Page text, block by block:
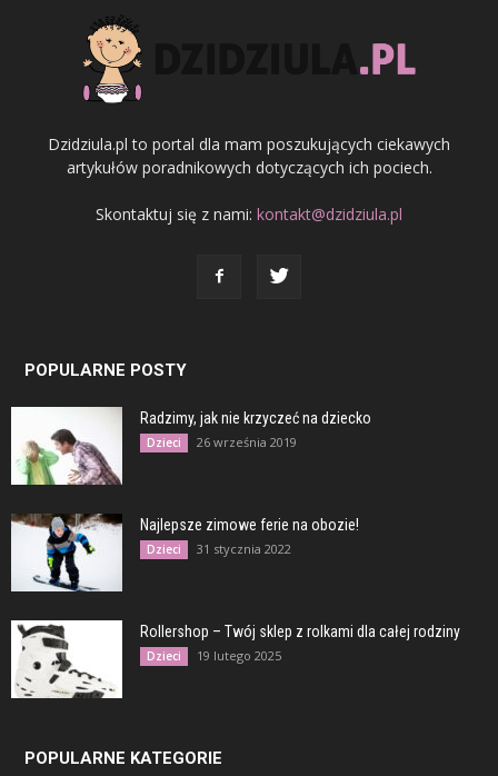
Dzidziula.pl to portal dla mam poszukujących ciekawych
artykułów poradnikowych dotyczących ich pociech.
Skontaktuj się z nami: kontakt@dzidziula.pl
POPULARNE POSTY
Radzimy, jak nie krzyczeć na dziecko
Dzieci 26 września 2019
Najlepsze zimowe ferie na obozie!
Dzieci 31 stycznia 2022
Rollershop – Twój sklep z rolkami dla całej rodziny
Dzieci 19 lutego 2025
POPULARNE KATEGORIE